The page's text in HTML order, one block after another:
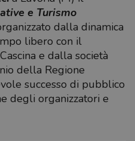
e Turismo
dalla dinamica
libero con il
e dalla società
della Regione
successo di pubblico
degli organizzatori e